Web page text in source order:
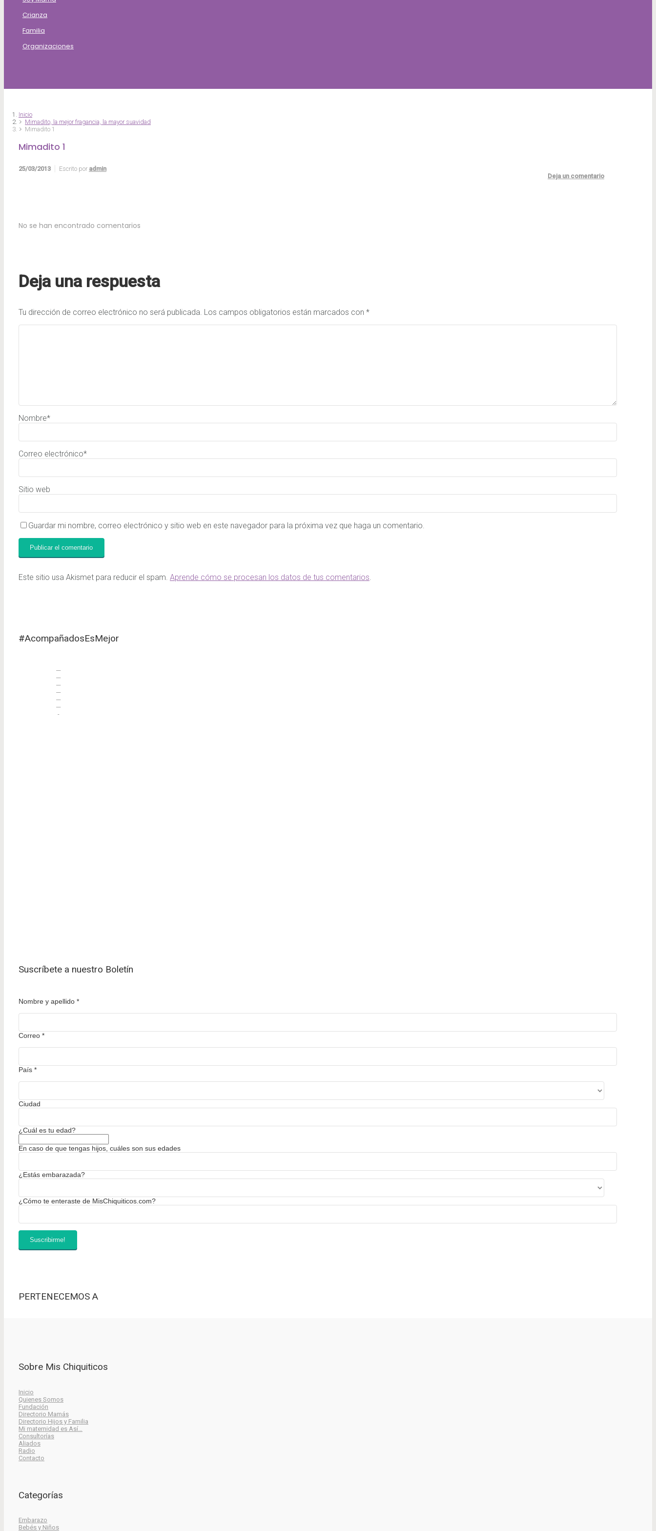
Crianza
Familia
Organizaciones
Inicio
Mimadito, la mejor fragancia, la mayor suavidad
Mimadito 1
Mimadito 1
25/03/2013 Escrito por admin
Deja un comentario
No se han encontrado comentarios
Deja una respuesta
Tu dirección de correo electrónico no será publicada. Los campos obligatorios están marcados con *
Nombre*
Correo electrónico*
Sitio web
Guardar mi nombre, correo electrónico y sitio web en este navegador para la próxima vez que haga un comentario.
Este sitio usa Akismet para reducir el spam. Aprende cómo se procesan los datos de tus comentarios.
#AcompañadosEsMejor
Suscríbete a nuestro Boletín
Nombre y apellido *
Correo *
País *
Ciudad
¿Cuál es tu edad?
En caso de que tengas hijos, cuáles son sus edades
¿Estás embarazada?
¿Cómo te enteraste de MisChiquiticos.com?
PERTENECEMOS A
Sobre Mis Chiquiticos
Inicio
Quienes Somos
Fundación
Directorio Mamás
Directorio Hijos y Familia
Mi maternidad es Así…
Consultorías
Aliados
Radio
Contacto
Categorías
Embarazo
Bebés y Niños